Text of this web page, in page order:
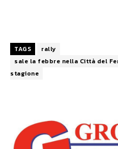
TAGS
rally
sale la febbre nella Città del
stagione